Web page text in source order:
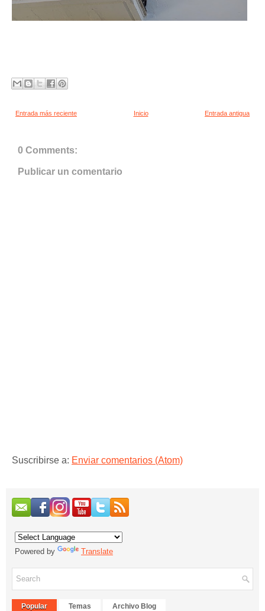
Entrada más reciente Entrada antigua
Inicio
0 Comments:
Publicar un comentario
Suscribirse a: Enviar comentarios (Atom)
Powered by Translate
Popular Temas Archivo Blog